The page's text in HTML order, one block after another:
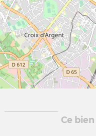
Ce bien